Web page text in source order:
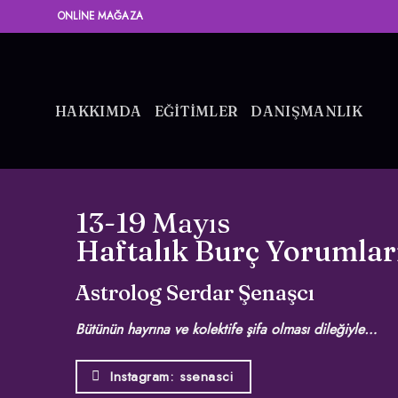
atla
ONLINE MAĞAZA
HAKKIMDA EĞİTİMLER DANIŞMANLIK
13-19 Mayıs
Haftalık Burç
Astrolog Serdar Şenaşcı
Bütünün hayrına ve kolektife şifa olması dileğiyle…
Instagram: ssenasci